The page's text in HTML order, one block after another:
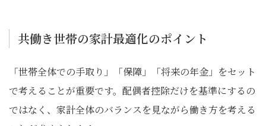
共働き世帯の家計最適化のポイント
「世帯全体での手取り」「保障」「将来の年金」をセット
で考えることが重要です。配偶者控除だけを基準にするの
ではなく、家計全体のバランスを見ながら働き方を考える